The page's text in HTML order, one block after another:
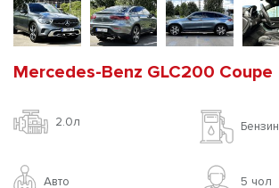
Mercedes-Benz GLC200 Coupe
2.0л Бензин
Авто 5 чoл